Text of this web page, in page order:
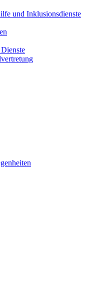
und Inklusionsdienste